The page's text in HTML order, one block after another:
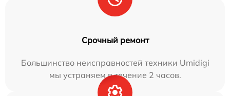
Срочный ремонт
Большинство неисправностей техники Umidigi
мы устраняем в течение 2 часов.